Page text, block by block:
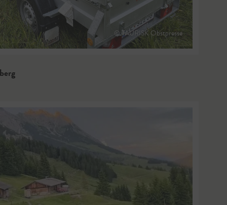
© TAURISK Obstpresse